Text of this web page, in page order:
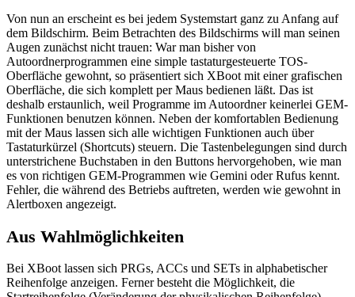
Von nun an erscheint es bei jedem Systemstart ganz zu Anfang auf
dem Bildschirm. Beim Betrachten des Bildschirms will man seinen
Augen zunächst nicht trauen: War man bisher von
Autoordnerprogrammen eine simple tastaturgesteuerte TOS-
Oberfläche gewohnt, so präsentiert sich XBoot mit einer grafischen
Oberfläche, die sich komplett per Maus bedienen läßt. Das ist
deshalb erstaunlich, weil Programme im Autoordner keinerlei GEM-
Funktionen benutzen können. Neben der komfortablen Bedienung
mit der Maus lassen sich alle wichtigen Funktionen auch über
Tastaturkürzel (Shortcuts) steuern. Die Tastenbelegungen sind durch
unterstrichene Buchstaben in den Buttons hervorgehoben, wie man
es von richtigen GEM-Programmen wie Gemini oder Rufus kennt.
Fehler, die während des Betriebs auftreten, werden wie gewohnt in
Alertboxen angezeigt.
Aus Wahlmöglichkeiten
Bei XBoot lassen sich PRGs, ACCs und SETs in alphabetischer
Reihenfolge anzeigen. Ferner besteht die Möglichkeit, die